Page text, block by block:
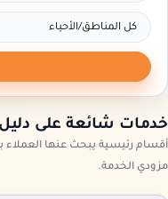
خدمات شائعة على
أقسام رئيسية يبحث عنها
مزودي الخدمة.